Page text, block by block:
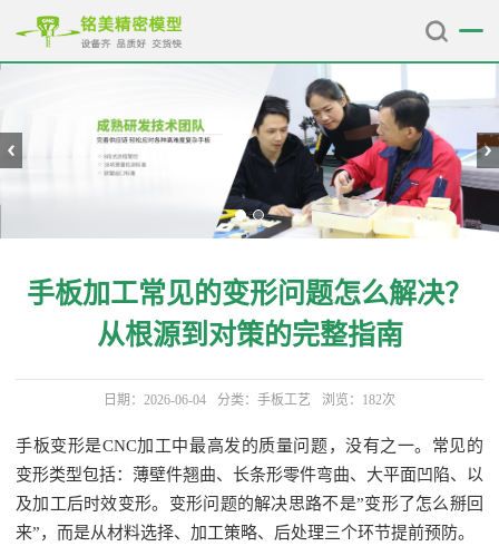
手板加工常见的变形问题怎么解决？
从根源到对策的完整指南
日期：2026-06-04 分类： 手板工艺 浏览：182次
手板变形是CNC加工中最高发的质量问题，没有之一。常见的
变形类型包括：薄壁件翘曲、长条形零件弯曲、大平面凹陷、以
及加工后时效变形。变形问题的解决思路不是”变形了怎么掰回
来”，而是从材料选择、加工策略、后处理三个环节提前预防。